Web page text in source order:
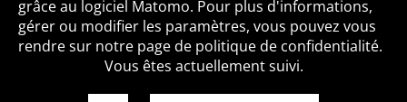
Qui sommes-nous ? Mentions légales
Accessibilité
Politique de confidentialité
Contact
grâce au logiciel Matomo. Pour plus d'informations,
gérer ou modifier les paramètres, vous pouvez vous
rendre sur notre page de politique de confidentialité.
Vous êtes actuellement suivi.